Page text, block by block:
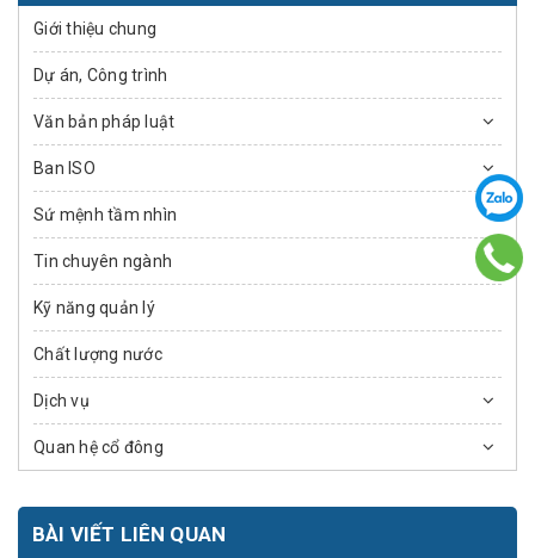
Giới thiệu chung
Dự án, Công trình
Văn bản pháp luật
Ban ISO
Sứ mệnh tầm nhìn
Tin chuyên ngành
Kỹ năng quản lý
Chất lượng nước
Dịch vụ
Quan hệ cổ đông
BÀI VIẾT LIÊN QUAN